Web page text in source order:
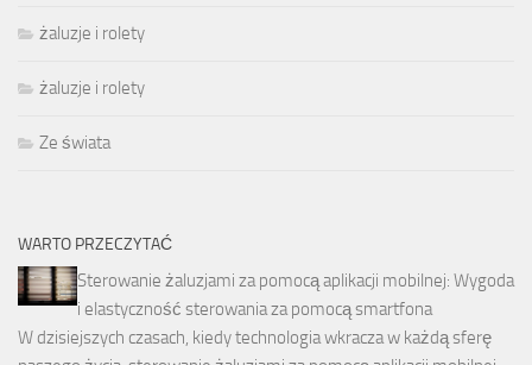
żaluzje i rolety
żaluzje i rolety
Ze świata
WARTO PRZECZYTAĆ
Sterowanie żaluzjami za pomocą aplikacji mobilnej: Wygoda
i elastyczność sterowania za pomocą smartfona
W dzisiejszych czasach, kiedy technologia wkracza w każdą sferę